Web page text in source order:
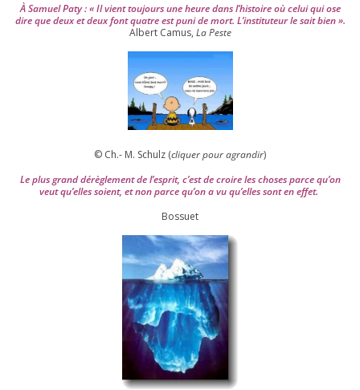
À Samuel Paty : « Il vient tou­jours une heure dans l’his­toire où celui qui ose
dire que deux et deux font quatre est puni de mort. L’instituteur le sait bien ».
Albert Camus, La Peste
© Ch.- M. Schulz (cli­quer pour agran­dir)
Le plus grand dérè­gle­ment de l’es­prit, c’est de croire les choses parce qu’on
veut qu’elles soient, et non parce qu’on a vu qu’elles sont en effet.
Bossuet